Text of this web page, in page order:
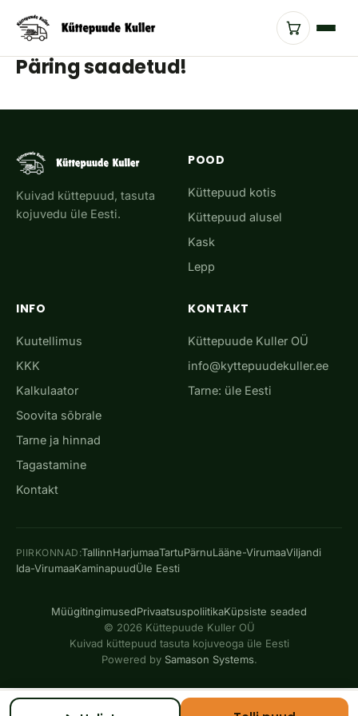
Päring saadetud!
Kuivad küttepuud, tasuta
kojuvedu üle Eesti.
POOD
Küttepuud kotis
Küttepuud alusel
Kask
Lepp
INFO
Kuutellimus
KKK
Kalkulaator
Soovita sõbrale
Tarne ja hinnad
Tagastamine
Kontakt
KONTAKT
Küttepuude Kuller OÜ
info@kyttepuudekuller.ee
Tarne: üle Eesti
PIIRKONNAD:TallinnHarjumaaTartuPärnuLääne-VirumaaViljandi
Ida-VirumaaKaminapuudÜle Eesti
MüügitingimusedPrivaatsuspoliitikaKüpsiste seaded
© 2026 Küttepuude Kuller OÜ
Kuivad küttepuud tasuta kojuveoga üle Eesti
Powered by Samason Systems.